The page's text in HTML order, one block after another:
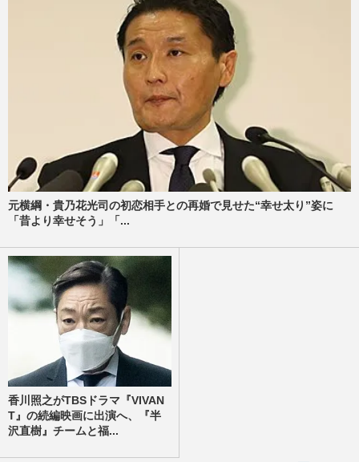
元横綱・貴乃花光司の初恋相手との再婚で見せた“幸せ太り”姿に
「昔より幸せそう」「...
香川照之がTBSドラマ『VIVAN
T』の続編映画に出演へ、『半
沢直樹』チームと福...